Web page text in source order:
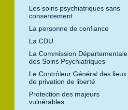
Les soins psychiatriques sans
consentement
La personne de confiance
La CDU
La Commission Départementale
des Soins Psychiatriques
Le Contrôleur Général des lieux
de privation de liberté
Protection des majeurs
vulnérables